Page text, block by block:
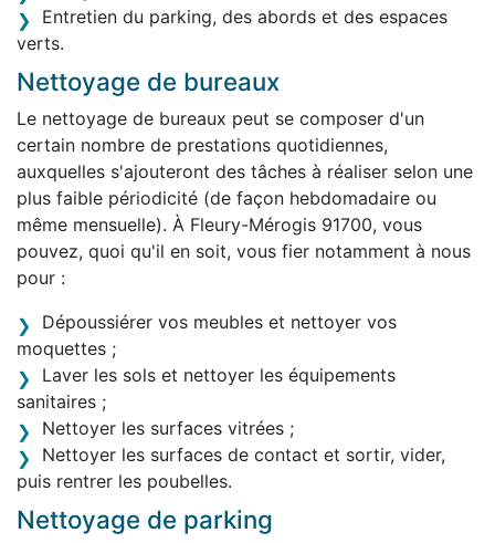
Entretien du parking, des abords et des espaces
verts.
Nettoyage de bureaux
Le nettoyage de bureaux peut se composer d'un
certain nombre de prestations quotidiennes,
auxquelles s'ajouteront des tâches à réaliser selon une
plus faible périodicité (de façon hebdomadaire ou
même mensuelle). À Fleury-Mérogis 91700, vous
pouvez, quoi qu'il en soit, vous fier notamment à nous
pour :
Dépoussiérer vos meubles et nettoyer vos
moquettes ;
Laver les sols et nettoyer les équipements
sanitaires ;
Nettoyer les surfaces vitrées ;
Nettoyer les surfaces de contact et sortir, vider,
puis rentrer les poubelles.
Nettoyage de parking